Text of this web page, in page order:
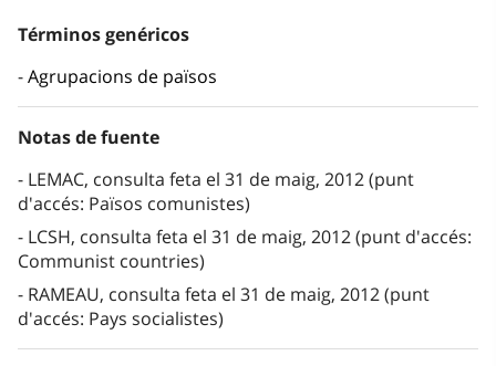
Términos genéricos
Agrupacions de països
Notas de fuente
LEMAC, consulta feta el 31 de maig, 2012 (punt
d'accés: Països comunistes)
LCSH, consulta feta el 31 de maig, 2012 (punt d'accés:
Communist countries)
RAMEAU, consulta feta el 31 de maig, 2012 (punt
d'accés: Pays socialistes)